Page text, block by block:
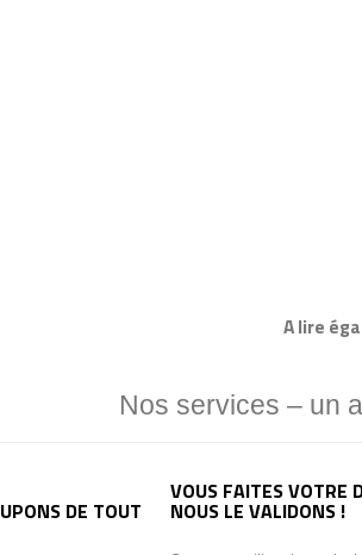
A lire
Nos services – un
DE TOUT
VOUS FAITES VOTRE
NOUS LE VALIDONS !